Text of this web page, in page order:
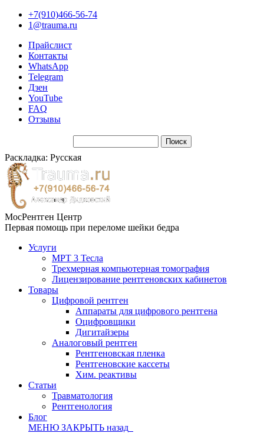
+7(910)466-56-74
1@trauma.ru
Прайслист
Контакты
WhatsApp
Telegram
Дзен
YouTube
FAQ
Отзывы
Раскладка: Русская
МосРентген Центр
Первая помощь при переломе шейки бедра
Услуги
МРТ 3 Тесла
Трехмерная компьютерная томография
Лицензирование рентгеновских кабинетов
Товары
Цифровой рентген
Аппараты для цифрового рентгена
Оцифровщики
Дигитайзеры
Аналоговый рентген
Рентгеновская пленка
Рентгеновские кассеты
Хим. реактивы
Статьи
Травматология
Рентгенология
Блог
МЕНЮ ЗАКРЫТЬ назад